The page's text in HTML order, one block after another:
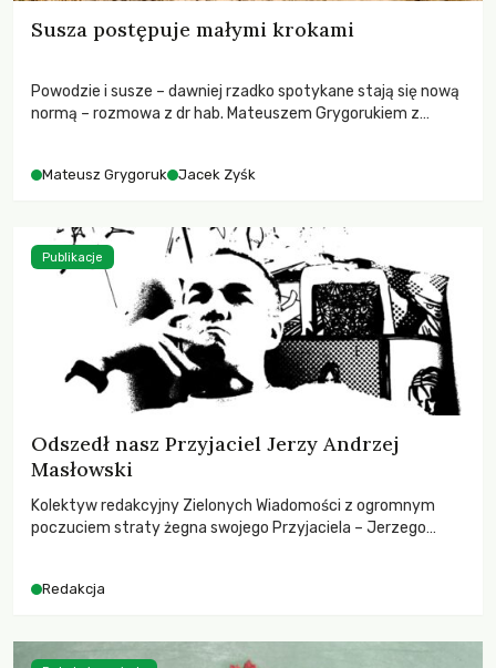
Susza postępuje małymi krokami
Powodzie i susze – dawniej rzadko spotykane stają się nową
normą – rozmowa z dr hab. Mateuszem Grygorukiem z
Mateusz Grygoruk Jacek Zyśk
Odszedł nasz Przyjaciel Jerzy Andrzej
Masłowski
Kolektyw redakcyjny Zielonych Wiadomości z ogromnym
poczuciem straty żegna swojego Przyjaciela – Jerzego
Redakcja
Publikacje